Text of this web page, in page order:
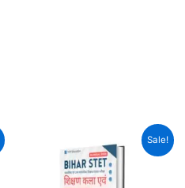
Sale!
price
was:
₹399.00.
price
is:
₹239.00.